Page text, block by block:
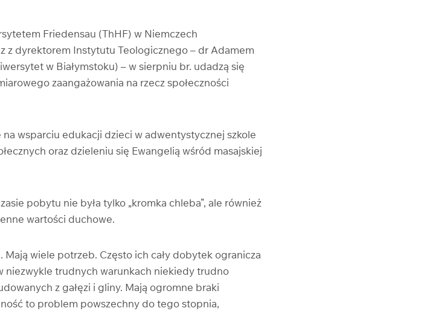
Friedensau (ThHF) w Niemczech
z dyrektorem Instytutu Teologicznego – dr Adamem
w Białymstoku) – w sierpniu br. udadzą się
zaangażowania na rzecz społeczności
wsparciu edukacji dzieci w adwentystycznej szkole
oraz dzieleniu się Ewangelią wśród masajskiej
pobytu nie była tylko „kromka chleba”, ale również
wartości duchowe.
wiele potrzeb. Często ich cały dobytek ogranicza
niezwykle trudnych warunkach niekiedy trudno
z gałęzi i gliny. Mają ogromne braki
to problem powszechny do tego stopnia,